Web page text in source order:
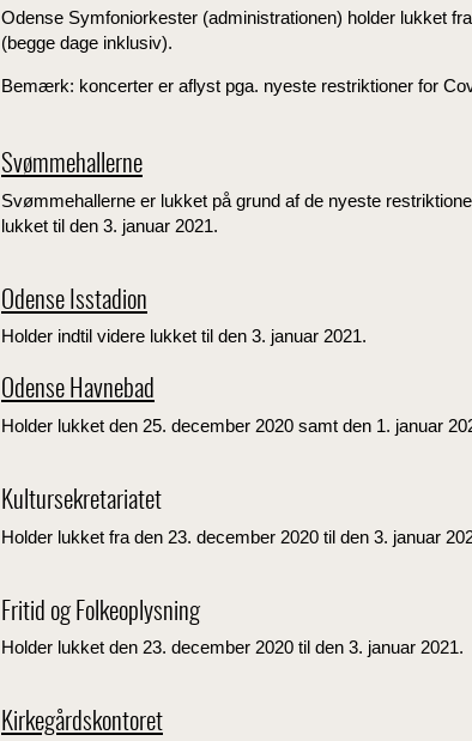
Odense Symfoniorkester (administrationen) holder lukket
(begge dage inklusiv).
Bemærk: koncerter er aflyst pga. nyeste restriktioner for
Svømmehallerne
Svømmehallerne er lukket på grund af de nyeste
lukket til den 3. januar 2021.
Odense Isstadion
Holder indtil videre lukket til den 3. januar 2021.
Odense Havnebad
Holder lukket den 25. december 2020 samt den 1. januar
Kultursekretariatet
Holder lukket fra den 23. december 2020 til den 3. januar
Fritid og Folkeoplysning
Holder lukket den 23. december 2020 til den 3. januar 2021.
Kirkegårdskontoret